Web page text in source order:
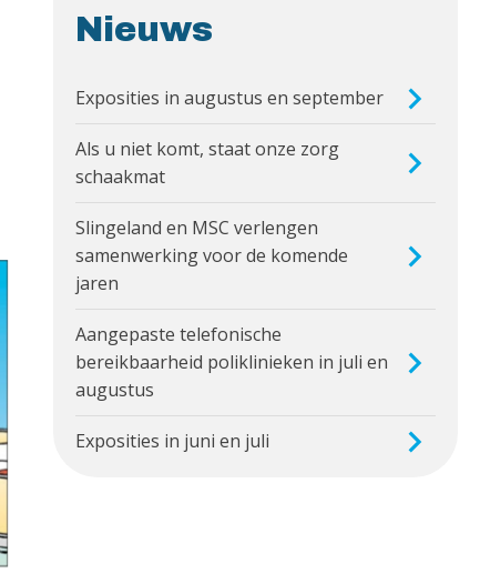
Nieuws
Exposities in augustus en september
Als u niet komt, staat onze zorg
schaakmat
Slingeland en MSC verlengen
samenwerking voor de komende
jaren
Aangepaste telefonische
bereikbaarheid poliklinieken in juli en
augustus
Exposities in juni en juli